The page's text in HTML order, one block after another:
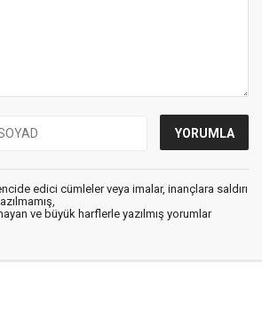
edici cümleler veya imalar, inançlara saldırı
ve büyük harflerle yazılmış yorumlar